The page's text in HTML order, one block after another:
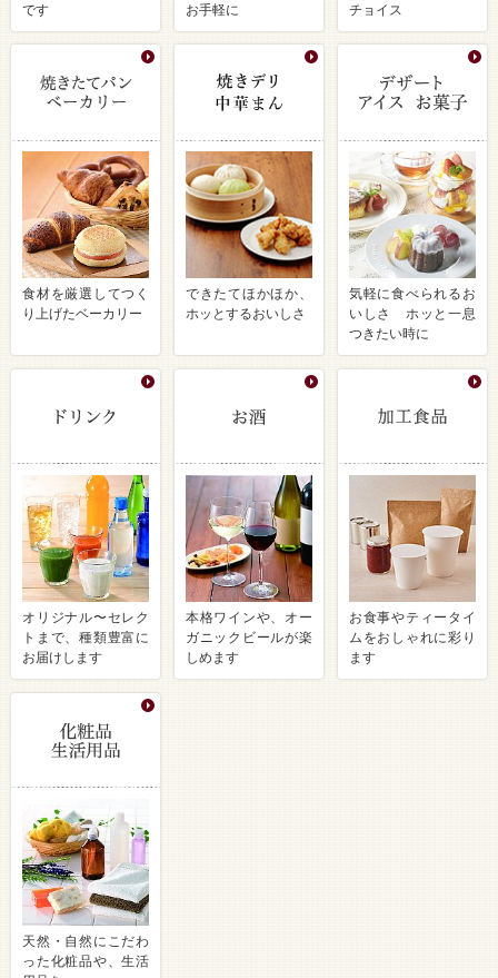
です
お手軽に
チョイス
食材を厳選してつく
り上げたベーカリー
できたてほかほか、
ホッとするおいしさ
気軽に食べられるお
いしさ ホッと一息
つきたい時に
オリジナル〜セレク
トまで、種類豊富に
お届けします
本格ワインや、オー
ガニックビールが楽
しめます
お食事やティータイ
ムをおしゃれに彩り
ます
天然・自然にこだわ
った化粧品や、生活